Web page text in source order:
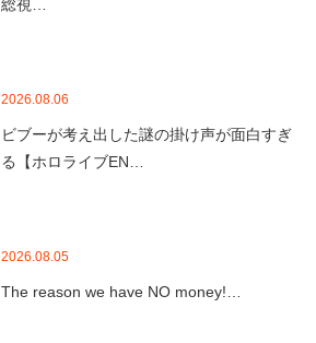
総視…
2026.08.06
ビブーが考え出した謎の掛け声が面白すぎ
る【ホロライブEN…
2026.08.05
The reason we have NO money!…